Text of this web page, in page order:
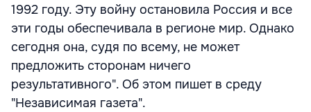
1992 году. Эту войну остановила Россия и все
эти годы обеспечивала в регионе мир. Однако
сегодня она, судя по всему, не может
предложить сторонам ничего
результативного". Об этом пишет в среду
"Независимая газета".